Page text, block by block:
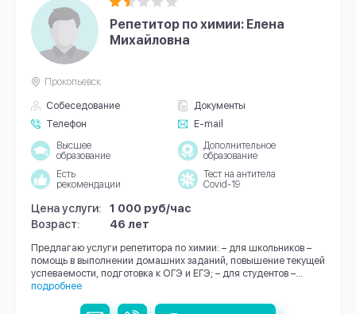
Репетитор по химии: Елена
Михайловна
Собеседование
Документы
Телефон
E-mail
Прокопьевск
Высшее
образование
Дополнительное
образование
Есть
рекомендации
Тест на антитела
Covid-19
Цена услуги:
1 000 руб/час
Возраст:
46 лет
Предлагаю услуги репетитора по химии: – для школьников –
помощь в выполнении домашних заданий, повышение текущей
успеваемости, подготовка к ОГЭ и ЕГЭ; – для студентов –...
подробнее